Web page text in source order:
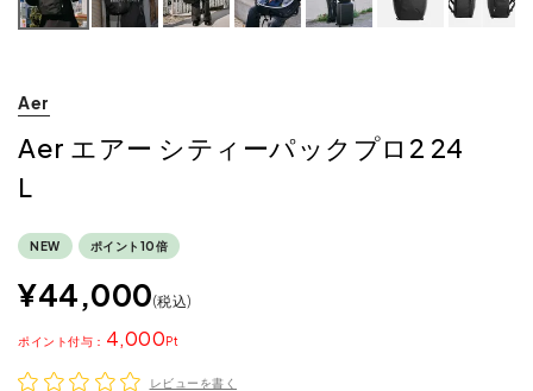
Aer
Aer エアー シティーパックプロ2 24
L
NEW ポイント10倍
¥44,000 税込
4,000
ポイント
レビューを書く